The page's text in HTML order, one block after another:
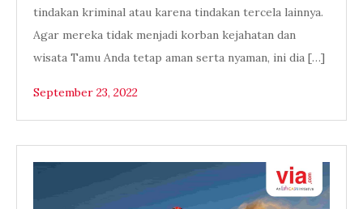
tindakan kriminal atau karena tindakan tercela lainnya.
Agar mereka tidak menjadi korban kejahatan dan
wisata Tamu Anda tetap aman serta nyaman, ini dia […]
September 23, 2022